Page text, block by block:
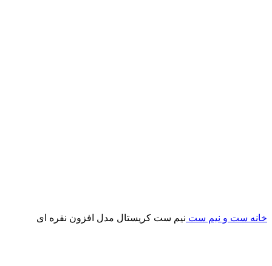
خانه ست و نیم ست نیم ست کریستال مدل افزون نقره ای